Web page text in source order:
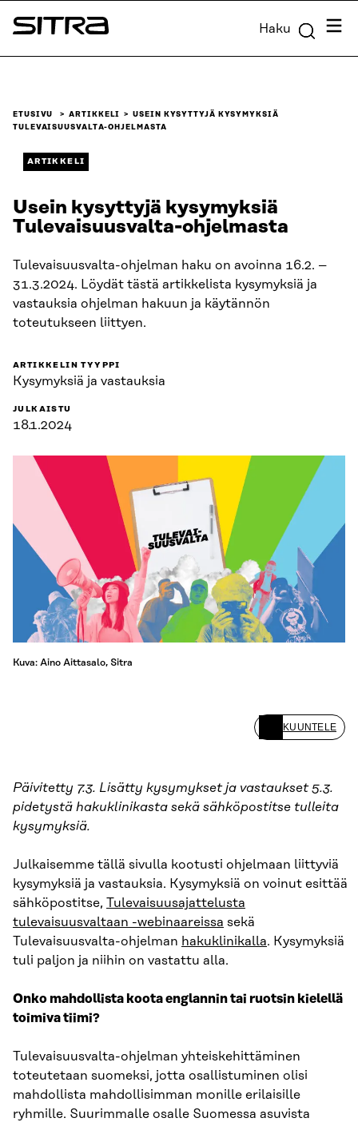
Siirry
suoraan
Sitra Haku
ETUSIVU ARTIKKELI
USEIN KYSYTTYJÄ KYSYMYKSIÄ
TULEVAISUUSVALTA-OHJELMASTA
ARTIKKELI
Usein kysyttyjä kysymyksiä
Tulevaisuusvalta-ohjelmasta
Tulevaisuusvalta-ohjelman haku on avoinna 16.2. –
31.3.2024. Löydät tästä artikkelista kysymyksiä ja
vastauksia ohjelman hakuun ja käytännön
toteutukseen liittyen.
ARTIKKELIN TYYPPI
Kysymyksiä ja vastauksia
JULKAISTU
18.1.2024
Kuva: Aino Aittasalo, Sitra
KUUNTELE
Päivitetty 7.3. Lisätty kysymykset ja vastaukset 5.3.
pidetystä hakuklinikasta sekä sähköpostitse tulleita
kysymyksiä.
Julkaisemme tällä sivulla kootusti ohjelmaan liittyviä
kysymyksiä ja vastauksia. Kysymyksiä on voinut esittää
sähköpostitse, Tulevaisuusajattelusta
tulevaisuusvaltaan -webinaareissa sekä
Tulevaisuusvalta-ohjelman hakuklinikalla. Kysymyksiä
tuli paljon ja niihin on vastattu alla.
Onko mahdollista koota englannin tai ruotsin kielellä
toimiva tiimi?
Tulevaisuusvalta-ohjelman yhteiskehittäminen
toteutetaan suomeksi, jotta osallistuminen olisi
mahdollista mahdollisimman monille erilaisille
ryhmille. Suurimmalle osalle Suomessa asuvista